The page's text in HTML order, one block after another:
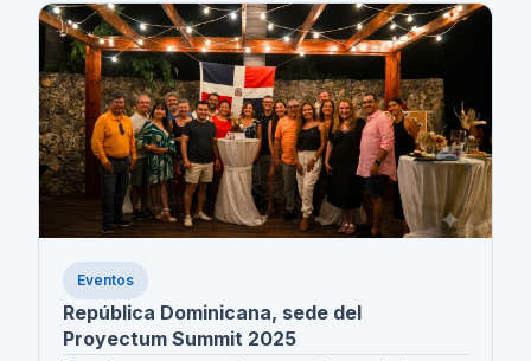
Eventos
República Dominicana, sede del
Proyectum Summit 2025